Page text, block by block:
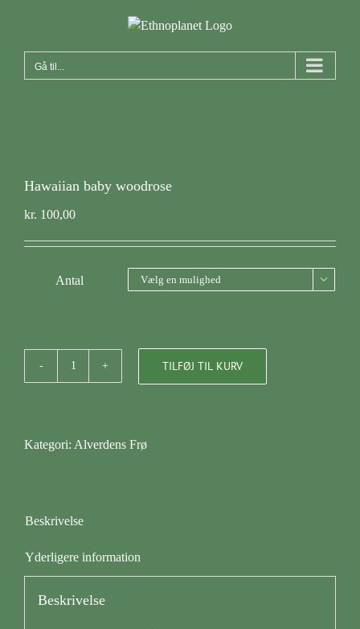
Gå til...
Hawaiian baby woodrose
kr. 100,00
Antal 
TILFØJ TIL KURV
Kategori: Alverdens Frø
Beskrivelse
Yderligere information
Beskrivelse